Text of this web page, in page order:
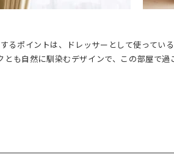
るポイントは、ドレッサーとして使ってい
も自然に馴染むデザインで、この部屋で過